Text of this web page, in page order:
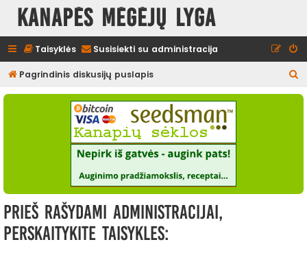
Kanapės mėgėjų lyga
Taisyklės Susisiekti su administracija
Pagrindinis diskusijų puslapis
e
Prieš rašydami administracijai,
perskaitykite taisykles: